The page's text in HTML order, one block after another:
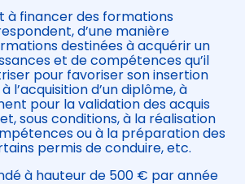
à financer des formations
d’une manière
destinées à acquérir un
et de compétences qu’il
pour favoriser son insertion
l’acquisition d’un diplôme, à
pour la validation des acquis
sous conditions, à la réalisation
ou à la préparation des
permis de conduire, etc.
à hauteur de 500 € par année